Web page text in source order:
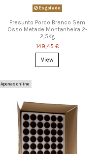
Esgotado
Presunto Porco Branco Sem
Osso Metade Montanheira 2-
2,5Kg
149,45 €
View
Apenas online